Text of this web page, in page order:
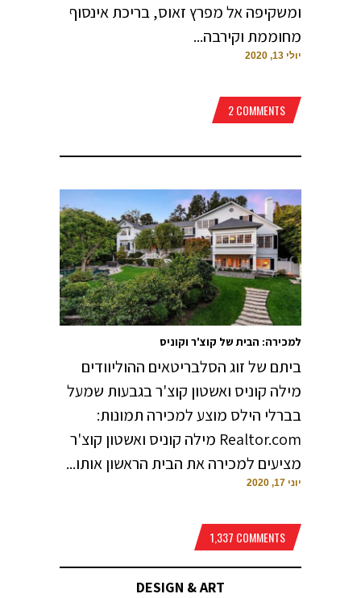
ומשקיפה אל מפרץ זאוס, בריכת אינסוף
מחוממת וקירבה...
יולי 13, 2020
2 COMMENTS
למכירה: הבית של קוצ'ר וקוניס
ביתם של זוג הסלבריטאים ההוליוודים
מילה קוניס ואשטון קוצ'ר בגבעות שמעל
בברלי הילס מוצע למכירה תמונות:
Realtor.com מילה קוניס ואשטון קוצ'ר
מציעים למכירה את הבית הראשון אותו...
יוני 17, 2020
1,337 COMMENTS
DESIGN & ART